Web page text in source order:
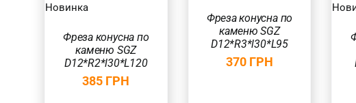
Новинка
Фреза конусна по
каменю SGZ
D12*R2*l30*L120
385 ГРН
Фреза конусна по
каменю SGZ
D12*R3*l30*L95
370 ГРН